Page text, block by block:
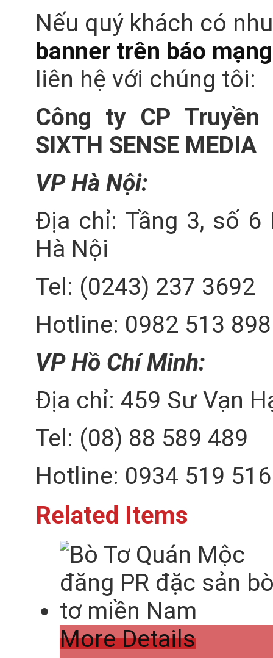
Nếu quý khách có
banner trên báo mạng
liên hệ với chúng tôi:
Công ty CP
SIXTH SENSE MEDIA
VP Hà Nội:
Địa chỉ: Tầng 3, số 6
Hà Nội
Tel: (0243) 237 3692
Hotline: 0982 513 898
VP Hồ Chí
Địa chỉ: 459 Sư Vạn
Tel: (08) 88 589 489
Hotline: 0934 519 516
Related Items
More Details